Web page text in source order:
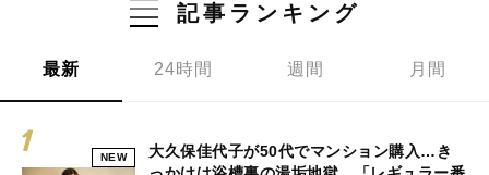
記事ランキング
最新 24時間 週間 月間
NEW
大久保佳代子が50代でマンション購入…き